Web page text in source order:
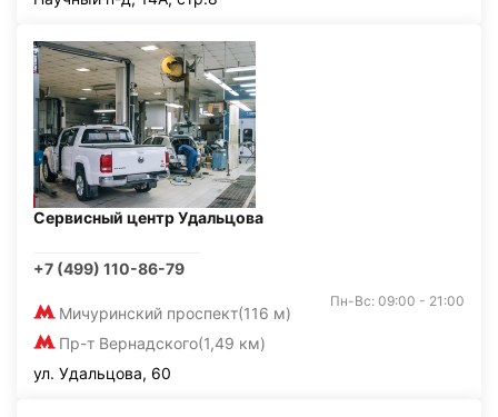
Сервисный центр Удальцова
+7 (499) 110-86-79
Мичуринский проспект(116 м)
Пр-т Вернадского(1,49 км)
Пн-Вс: 09:00 - 21:00
ул. Удальцова, 60